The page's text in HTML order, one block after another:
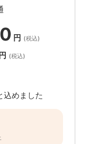
円 (税込)
(税込)
込めました